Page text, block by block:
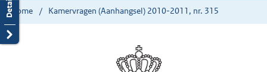
Home Kamervragen (Aanhangsel) 2010-2011, nr. 315